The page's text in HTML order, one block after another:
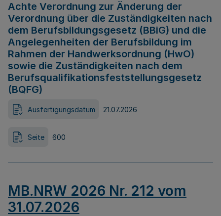
Achte Verordnung zur Änderung der
Verordnung über die Zuständigkeiten nach
dem Berufsbildungsgesetz (BBiG) und die
Angelegenheiten der Berufsbildung im
Rahmen der Handwerksordnung (HwO)
sowie die Zuständigkeiten nach dem
Berufsqualifikationsfeststellungsgesetz
(BQFG)
Ausfertigungsdatum 21.07.2026
Seite 600
MB.NRW 2026 Nr. 212 vom
31.07.2026